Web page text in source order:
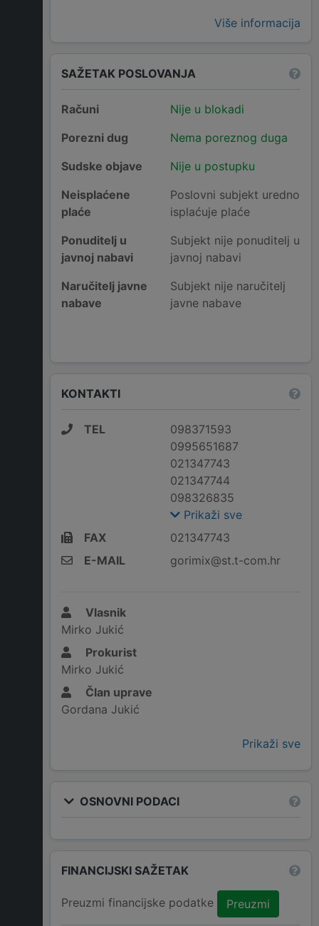
Više informacija
SAŽETAK POSLOVANJA
Računi
Nije u blokadi
Porezni dug
Nema poreznog duga
Sudske objave
Nije u postupku
Neisplaćene
plaće
Poslovni subjekt uredno
isplaćuje plaće
Ponuditelj u
javnoj nabavi
Subjekt nije ponuditelj u
javnoj nabavi
Naručitelj javne
nabave
Subjekt nije naručitelj
javne nabave
KONTAKTI
TEL
098371593
0995651687
021347743
021347744
098326835
Prikaži sve
FAX
021347743
E-MAIL
gorimix@st.t-com.hr
Vlasnik
Mirko Jukić
Prokurist
Mirko Jukić
Član uprave
Gordana Jukić
Prikaži sve
OSNOVNI PODACI
FINANCIJSKI SAŽETAK
Preuzmi financijske podatke Preuzmi